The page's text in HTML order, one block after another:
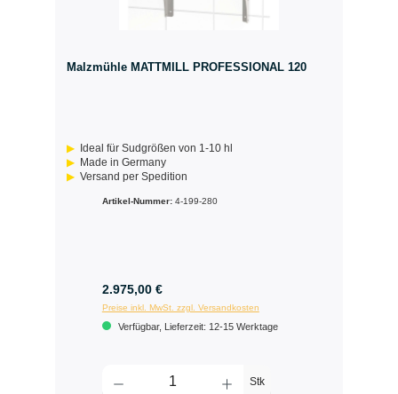
Malzmühle MATTMILL PROFESSIONAL 120
Ideal für Sudgrößen von 1-10 hl
Made in Germany
Versand per Spedition
Artikel-Nummer: 4-199-280
2.975,00 €
Preise inkl. MwSt. zzgl. Versandkosten
Verfügbar, Lieferzeit: 12-15 Werktage
Stk